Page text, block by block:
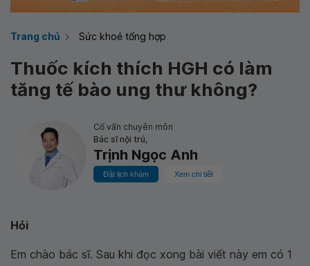
Trang chủ Sức khoẻ tổng hợp
Thuốc kích thích HGH có làm
tăng tế bào ung thư không?
Cố vấn chuyên môn
Bác sĩ nội trú,
Trịnh Ngọc Anh
Đặt lịch khám Xem chi tiết
Hỏi
Em chào bác sĩ. Sau khi đọc xong bài viết này em có 1